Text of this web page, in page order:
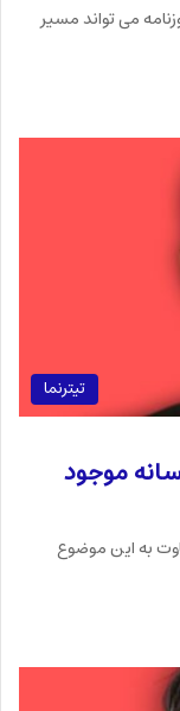
می تواند مسیر
تیترنما
موجود
به این موضوع